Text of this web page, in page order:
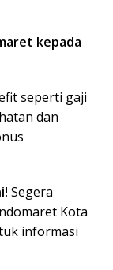
kepada
seperti gaji
dan
Segera
Kota
informasi